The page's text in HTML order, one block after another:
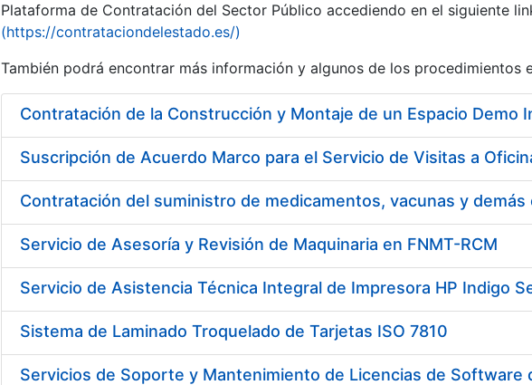
Mostrar/Ocultar
Mostrar/Ocultar
Plataforma de Contratación del Sector Público accediendo en el siguiente
(https://contrataciondelestado.es/)
También podrá encontrar más información y algunos de los procedimientos
Suscripción de Acuerdo Marco para el Servicio de Visitas a
Servicio de Asesoría y Revisión de Maquinaria en FNMT-RCM
Servicio de Asistencia Técnica Integral de Impresora HP Indigo
Sistema de Laminado Troquelado de Tarjetas ISO 7810
Servicios de Soporte y Mantenimiento de Licencias de Software